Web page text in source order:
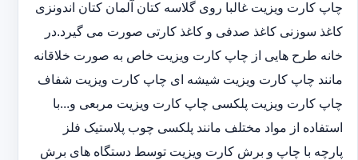
چاپ کارت ویزیت غالبا روی گلاسه کتان آلمان کتان اندونزی
کاغذ سوزنی کاغذ صدفی و کاغذ کارتی صورت می گیرد.در
خانه طرح هایی از چاپ کارت ویزیت خاص به صورت خلاقانه
مانند چاپ کارت ویزیت شیشه ای چاپ کارت ویزیت شفاف
چاپ کارت ویزیت پلکسی چاپ کارت ویزیت مربعی و...با
استفاده از مواد مختلف مانند پلکسی چوب پلاستیک فلز
پارچه با چاپ و برش کارت ویزیت توسط دستگاه های برش